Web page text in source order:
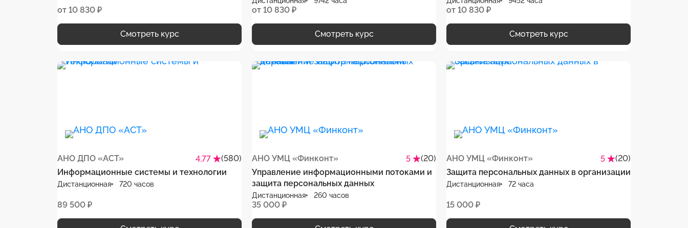
от 10 830 ₽
Смотреть курс
от 10 830 ₽
Смотреть курс
от 10 830 ₽
Смотреть курс
АНО ДПО «АСТ» 4.77
(580)
Информационные системы и технологии
Дистанционная 720 часов
89 500 ₽
АНО УМЦ «Финконт» 5
(20)
Управление информационными потоками и
защита персональных данных
Дистанционная 260 часов
35 000 ₽
АНО УМЦ «Финконт» 5
(20)
Защита персональных данных в организации
Дистанционная 72 часа
15 000 ₽